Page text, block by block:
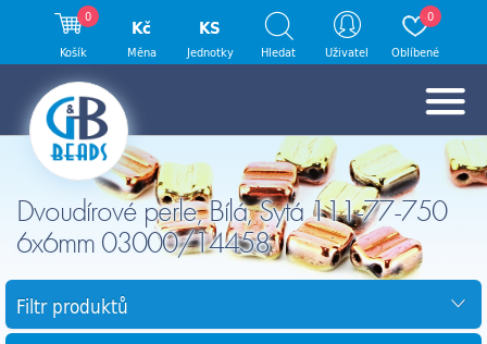
Dvoudírové perle, Bílá, Sytá 111-77-750
6x6mm 03000/14458
Filtr produktů
0
Košík
Kč
Měna
KS
Jednotky Hledat Uživatel
0
Oblíbené